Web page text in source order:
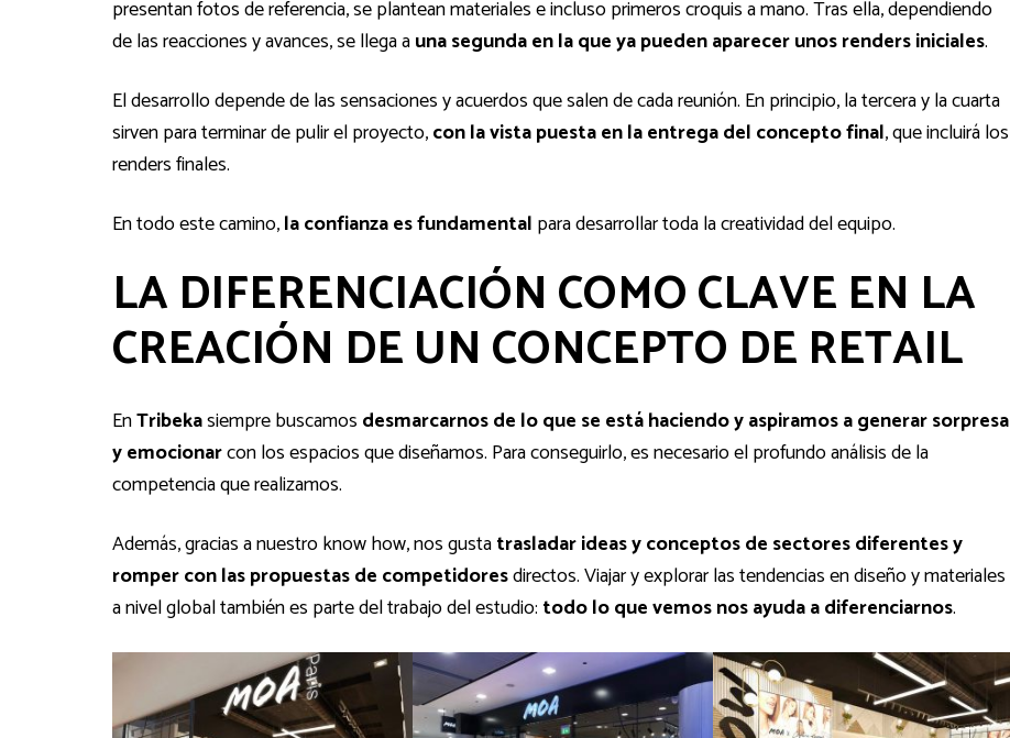
presentan fotos de referencia, se plantean materiales e incluso primeros croquis a mano. Tras ella, dependiendo
de las reacciones y avances, se llega auna segunda en la que ya pueden aparecer unos renders iniciales.
El desarrollo depende de las sensaciones y acuerdos que salen de cada reunión. En principio, la tercera y la cuarta
sirven para terminar de pulir el proyecto,con la vista puesta en la entrega del concepto final, que incluirá los
renders finales.
En todo este camino,la confianza es fundamental para desarrollar toda la creatividad del equipo.
LA DIFERENCIACIÓN COMO CLAVE EN LA
CREACIÓN DE UN CONCEPTO DE RETAIL
EnTribekasiempre buscamos desmarcarnos de lo que se está haciendo y aspiramos a generar sorpresa
y emocionarcon los espacios que diseñamos. Para conseguirlo, es necesario el profundo análisis de la
competencia que realizamos.
Además, gracias a nuestro know how, nos gustatrasladar ideas y conceptos de sectores diferentes y
romper con las propuestas de competidoresdirectos. Viajar y explorar las tendencias en diseño y materiales
a nivel global también es parte del trabajo del estudio: todo lo que vemos nos ayuda a diferenciarnos.